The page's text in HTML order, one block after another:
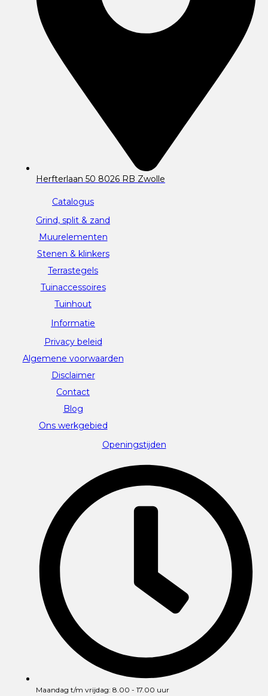
Herfterlaan 50 8026 RB Zwolle
Catalogus
Grind, split & zand
Muurelementen
Stenen & klinkers
Terrastegels
Tuinaccessoires
Tuinhout
Informatie
Privacy beleid
Algemene voorwaarden
Disclaimer
Contact
Blog
Ons werkgebied
Openingstijden
Maandag t/m vrijdag: 8.00 - 17.00 uur